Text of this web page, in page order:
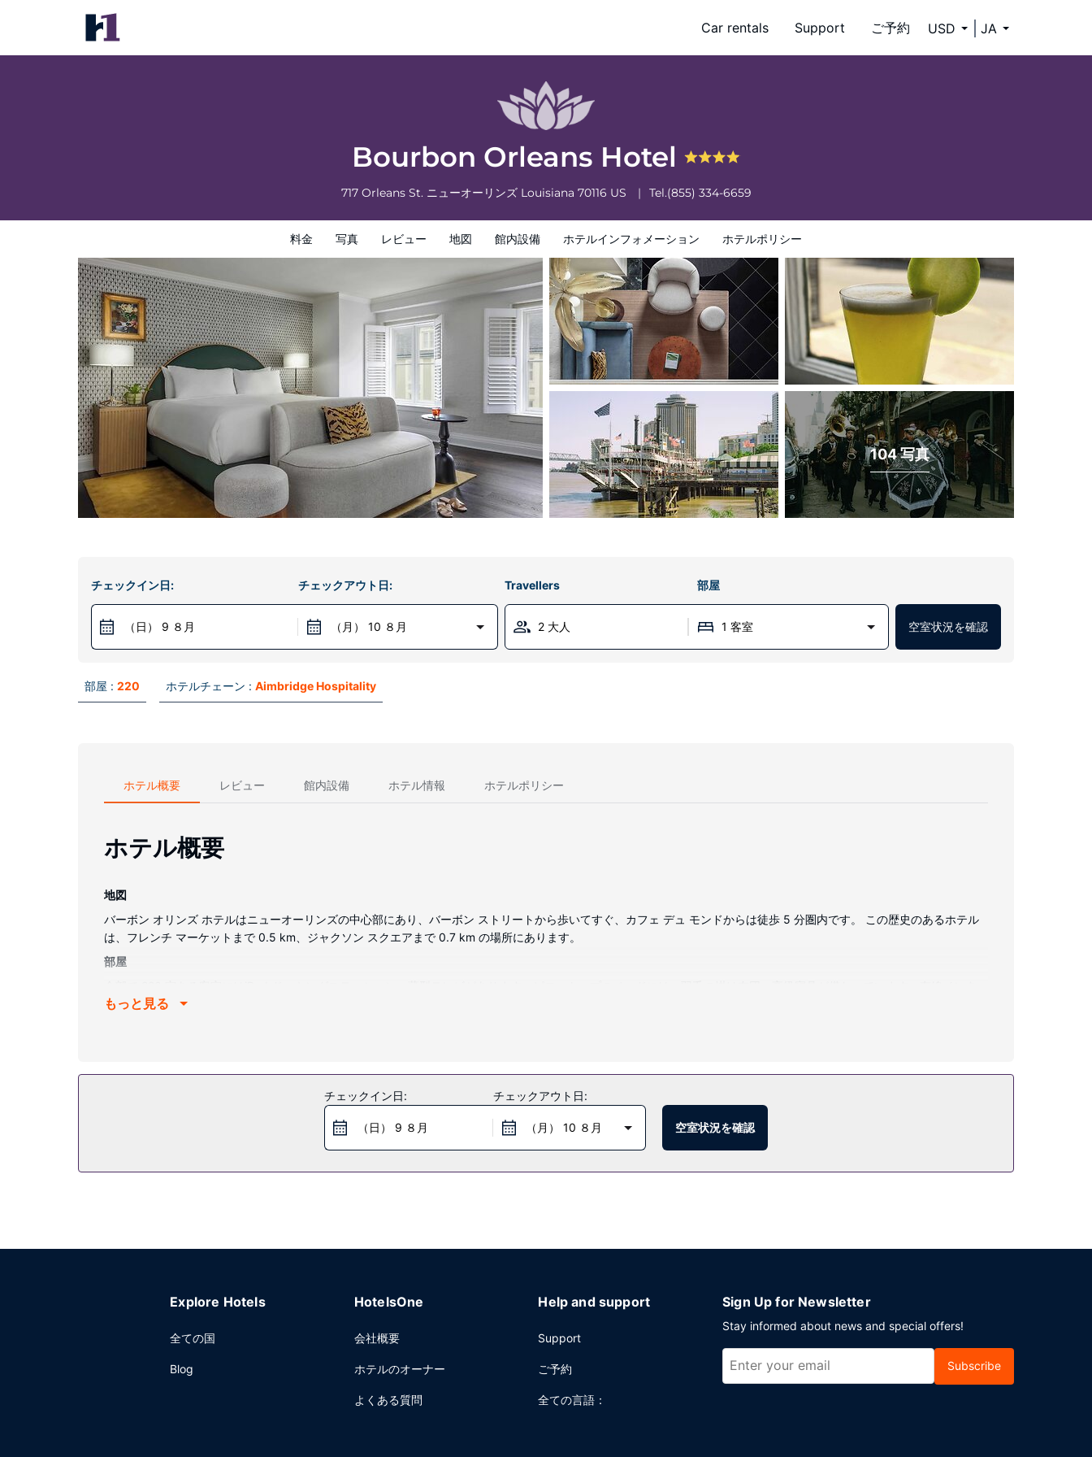
Car rentals Support ご予約 USD JA
Bourbon Orleans Hotel
717 Orleans St. ニューオーリンズ Louisiana 70116 US Tel.(855) 334-6659
料金 写真 レビュー 地図 館内設備 ホテルインフォメーション ホテルポリシー
Bourbon Orleans Hotel
料金 写真
104 写真
チェックイン日:
（日） 9 ８月
チェックアウト日:
（月） 10 ８月
Travellers 部屋
2 大人 1 客室 空室状況を確認
部屋 : 220 ホテルチェーン : Aimbridge Hospitality
ホテル概要 レビュー 館内設備 ホテル情報 ホテルポリシー
ホテル概要
地図
バーボン オリンズ ホテルはニューオーリンズの中心部にあり、バーボン ストリートから歩いてすぐ、カフェ デュ モンドからは徒歩 5 分圏内です。 この歴史のあるホテル
は、フレンチ マーケットまで 0.5 km、ジャクソン スクエアまで 0.7 km の場所にあります。
部屋
ネット アクセス / WiFi を無料でお使いいただけるほか、ケーブルの番組をご覧いただけます。シャワーのある専用バスルームには、デザイナーバスアメニティ、ヘアドライ
このホテルのレストラン、Rouxでは、ブランチを提供しています。また、コーヒーショップ / カフェでは軽食を提供しています。1 日の終わりは、バー / ラウンジで 1 杯飲
んで楽しみましょう。オーダー形式の朝食を毎日 8:00 ～ 正午 までお召し上がりいただけます (有料)。
もっと見る
チェックイン日:
（日） 9 ８月
チェックアウト日:
（月） 10 ８月 空室状況を確認
Explore Hotels
全ての国
Blog
HotelsOne
会社概要
ホテルのオーナー
よくある質問
Help and support
Support
ご予約
全ての言語：
Sign Up for Newsletter
Stay informed about news and special offers!
Subscribe